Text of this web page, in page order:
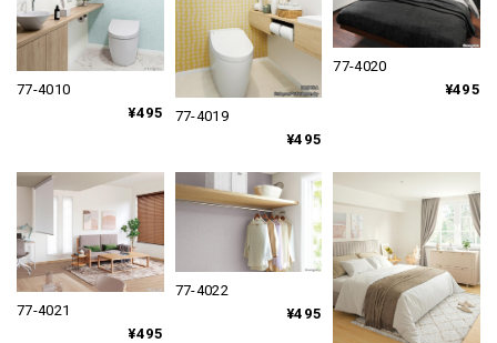
77-4010
¥495
77-4019
¥495
77-4020
¥495
77-4021
¥495
77-4022
¥495